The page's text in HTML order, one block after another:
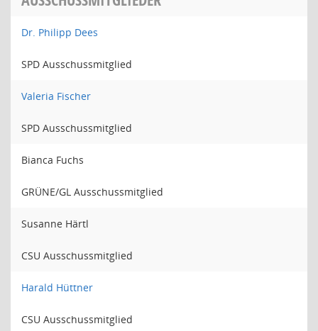
Dr. Philipp Dees
SPD Ausschussmitglied
Valeria Fischer
SPD Ausschussmitglied
Bianca Fuchs
GRÜNE/GL Ausschussmitglied
Susanne Härtl
CSU Ausschussmitglied
Harald Hüttner
CSU Ausschussmitglied